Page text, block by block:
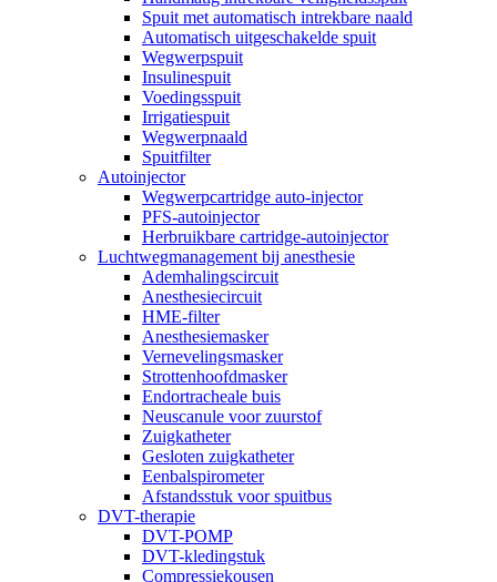
Spuit met automatisch intrekbare naald
Automatisch uitgeschakelde spuit
Wegwerpspuit
Insulinespuit
Voedingsspuit
Irrigatiespuit
Wegwerpnaald
Spuitfilter
Autoinjector
Wegwerpcartridge auto-injector
PFS-autoinjector
Herbruikbare cartridge-autoinjector
Luchtwegmanagement bij anesthesie
Ademhalingscircuit
Anesthesiecircuit
HME-filter
Anesthesiemasker
Vernevelingsmasker
Strottenhoofdmasker
Endortracheale buis
Neuscanule voor zuurstof
Zuigkatheter
Gesloten zuigkatheter
Eenbalspirometer
Afstandsstuk voor spuitbus
DVT-therapie
DVT-POMP
DVT-kledingstuk
Compressiekousen